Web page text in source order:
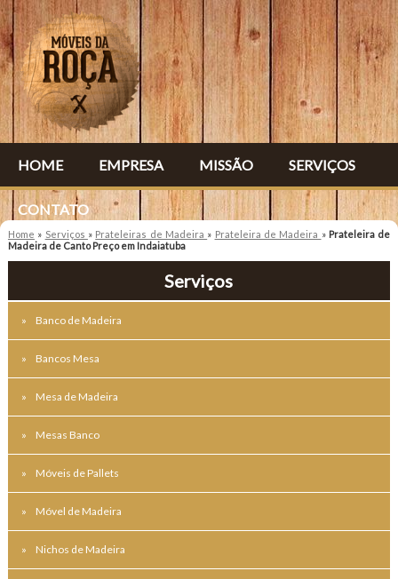
HOME EMPRESA MISSÃO SERVIÇOS
CONTATO
Home » Serviços » Prateleiras de Madeira » Prateleira de Madeira » Prateleira de
Madeira de Canto Preço em Indaiatuba
Serviços
Banco de Madeira
Bancos Mesa
Mesa de Madeira
Mesas Banco
Móveis de Pallets
Móvel de Madeira
Nichos de Madeira